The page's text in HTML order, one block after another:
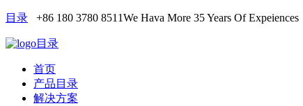
目录 +86 180 3780 8511We Hava More 35 Years Of Expeiences
目录
首页
产品目录
解决方案